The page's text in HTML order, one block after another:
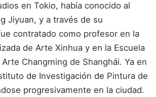
en Tokio, había conocido al
Jiyuan, y a través de su
contratado como profesor en la
de Arte Xinhua y en la Escuela
Changming de Shanghái. Ya en
de Investigación de Pintura de
progresivamente en la ciudad.